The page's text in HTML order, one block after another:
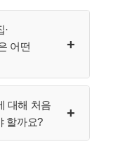
·
어떤
대해 처음
할까요?